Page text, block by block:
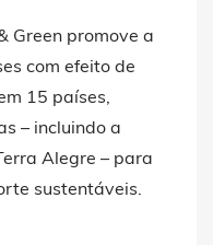
Green promove a
com efeito de
15 países,
– incluindo a
Alegre – para
sustentáveis.